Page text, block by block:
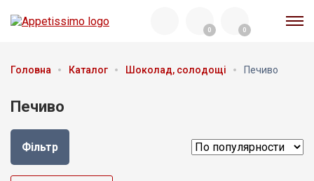
0 0
Головна Каталог Шоколад, солодощі Печиво
Печиво
Фільтр
Да